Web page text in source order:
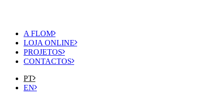
A FLOM
LOJA ONLINE
PROJETOS
CONTACTOS
PT
EN